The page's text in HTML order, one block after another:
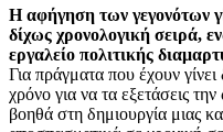
Η αφήγηση των γεγονότων
δίχως χρονολογική σειρά,
εργαλείο πολιτικής
Για πράγματα που έχουν
χρόνο για να τα εξετάσεις
βοηθά στη δημιουργία μιας